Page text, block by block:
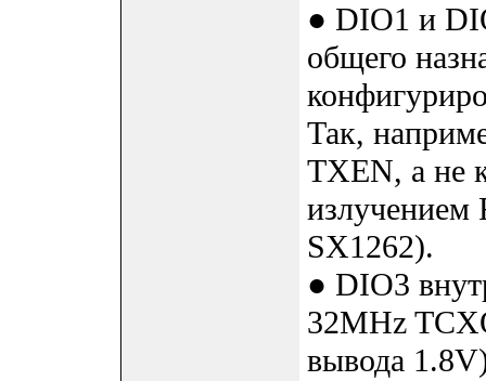
● DIO1 и
общего
Так,
TXEN, а не
излучением
SX1262).
● DIO3
32MHz
вывода